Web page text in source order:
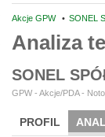
Akcje GPW • SONEL
Analiza
SONEL
GPW - Akcje/PDA -
PROFIL
173